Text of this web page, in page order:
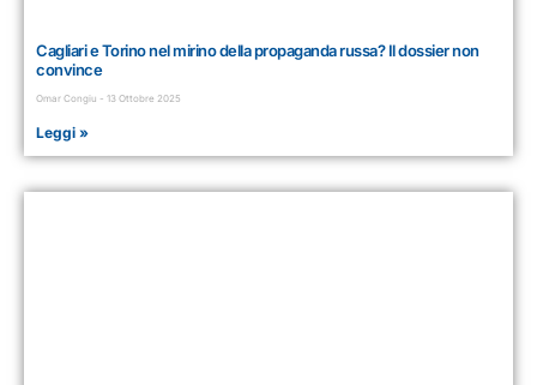
Cagliari e Torino nel mirino della propaganda russa? Il dossier non
convince
Omar Congiu 13 Ottobre 2025
Leggi »